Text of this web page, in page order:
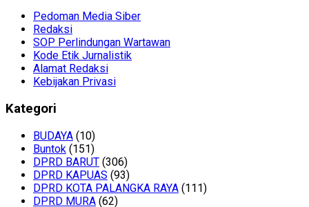
Pedoman Media Siber
Redaksi
SOP Perlindungan Wartawan
Kode Etik Jurnalistik
Alamat Redaksi
Kebijakan Privasi
Kategori
BUDAYA (10)
Buntok (151)
DPRD BARUT (306)
DPRD KAPUAS (93)
DPRD KOTA PALANGKA RAYA (111)
DPRD MURA (62)